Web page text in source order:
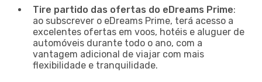
Tire partido das ofertas do eDreams Prime:
ao subscrever o eDreams Prime, terá acesso a
excelentes ofertas em voos, hotéis e aluguer de
automóveis durante todo o ano, com a
vantagem adicional de viajar com mais
flexibilidade e tranquilidade.